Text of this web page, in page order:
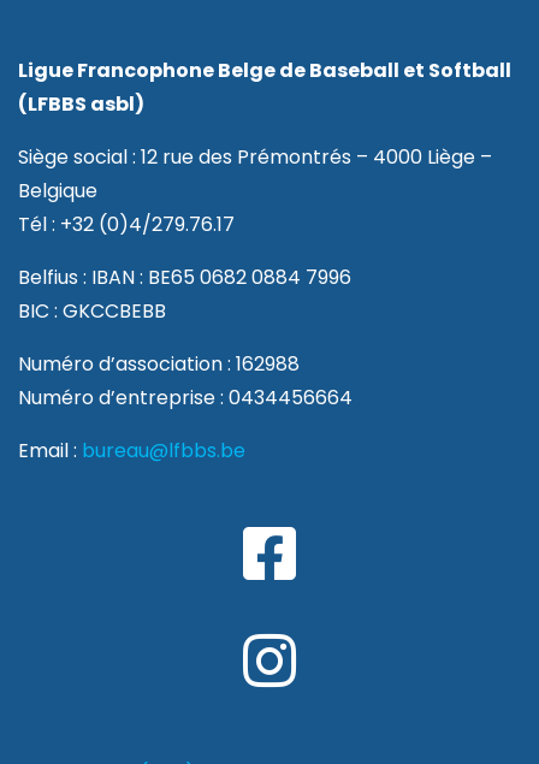
Ligue Francophone Belge de Baseball et Softball
(LFBBS asbl)
Siège social : 12 rue des Prémontrés – 4000 Liège –
Belgique
Tél : +32 (0)4/279.76.17
Belfius : IBAN : BE65 0682 0884 7996
BIC : GKCCBEBB
Numéro d’association : 162988
Numéro d’entreprise : 0434456664
Email : bureau@lfbbs.be